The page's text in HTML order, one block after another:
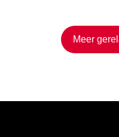
Meer